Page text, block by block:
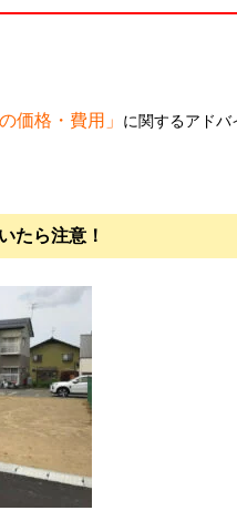
価格・費用」 に関するアドバ
たら注意！